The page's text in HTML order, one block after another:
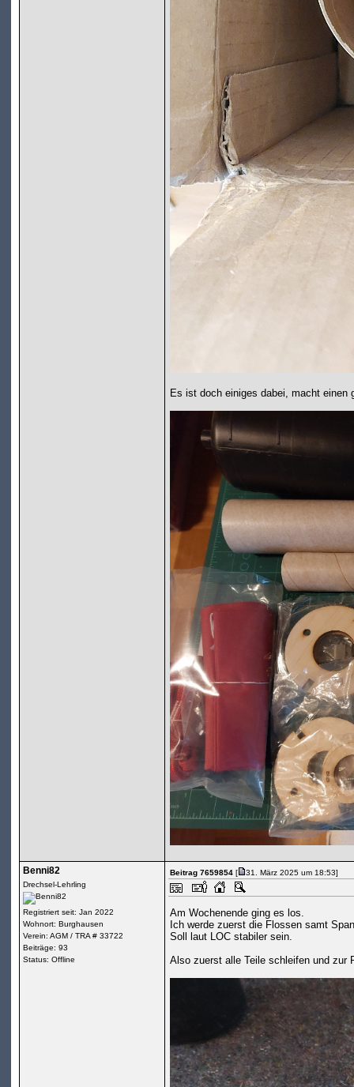
Es ist doch einiges dabei, macht einen
Benni82
Drechsel-Lehrling
Registriert seit: Jan 2022
Wohnort: Burghausen
Verein: AGM / TRA # 33722
Beiträge: 93
Status: Offline
Beitrag 7659854[ 31. März 2025 um 18:53]
Am Wochenende ging es los.
Ich werde zuerst die Flossen samt
Soll laut LOC stabiler sein.
Also zuerst alle Teile schleifen und